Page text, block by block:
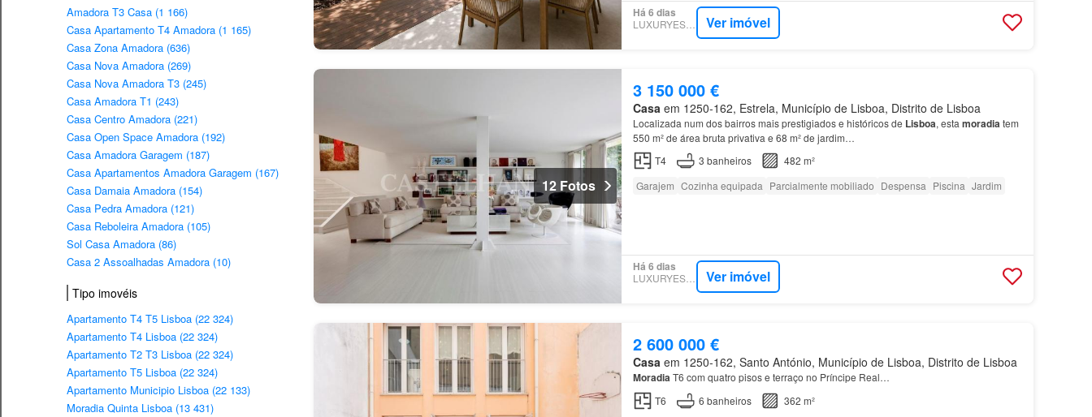
Amadora T3 Casa (1 166)
Casa Apartamento T4 Amadora (1 165)
Casa Zona Amadora (636)
Casa Nova Amadora (269)
Casa Nova Amadora T3 (245)
Casa Amadora T1 (243)
Casa Centro Amadora (221)
Casa Open Space Amadora (192)
Casa Amadora Garagem (187)
Casa Apartamentos Amadora Garagem (167)
Casa Damaia Amadora (154)
Casa Pedra Amadora (121)
Casa Reboleira Amadora (105)
Sol Casa Amadora (86)
Casa 2 Assoalhadas Amadora (10)
Tipo imovéis
Apartamento T4 T5 Lisboa (22 324)
Apartamento T4 Lisboa (22 324)
Apartamento T2 T3 Lisboa (22 324)
Apartamento T5 Lisboa (22 324)
Apartamento Municipio Lisboa (22 133)
Moradia Quinta Lisboa (13 431)
Há 6 dias
LUXURYESTATE Ver imóvel
12 Fotos
3 150 000 €
Casa em 1250-162, Estrela, Município de Lisboa, Distrito de Lisboa
Localizada num dos bairros mais prestigiados e históricos de Lisboa, esta moradiatem
550 m² de área bruta privativa e 68 m² de jardim…
T4
3 banheiros
482 m²
Garajem Cozinha equipada Parcialmente mobiliado Despensa Piscina Jardim
Há 6 dias
LUXURYESTATE Ver imóvel
2 600 000 €
Casa em 1250-162, Santo António, Município de Lisboa, Distrito de Lisboa
MoradiaT6 com quatro pisos e terraço no Príncipe Real…
T6
6 banheiros
362 m²